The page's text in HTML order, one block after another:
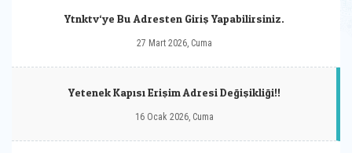
Ytnktv‘ye Bu Adresten Giriş Yapabilirsiniz.
27 Mart 2026, Cuma
Yetenek Kapısı Erişim Adresi Değişikliği!!
16 Ocak 2026, Cuma